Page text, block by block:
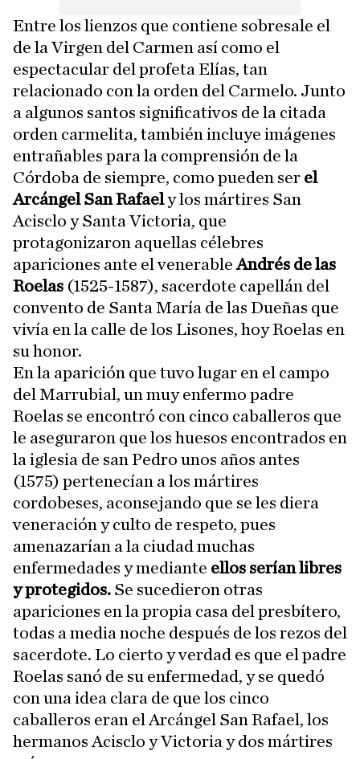
Entre los lienzos que contiene sobresale el
de la Virgen del Carmen así como el
espectacular del profeta Elías, tan
relacionado con la orden del Carmelo. Junto
a algunos santos significativos de la citada
orden carmelita, también incluye imágenes
entrañables para la comprensión de la
Córdoba de siempre, como pueden ser el
Arcángel San Rafaely los mártires San
Acisclo y Santa Victoria, que
protagonizaron aquellas célebres
apariciones ante el venerableAndrés de las
Roelas (1525-1587), sacerdote capellán del
convento de Santa María de las Dueñas que
vivía en la calle de los Lisones, hoy Roelas en
su honor.
En la aparición que tuvo lugar en el campo
del Marrubial, un muy enfermo padre
Roelas se encontró con cinco caballeros que
le aseguraron que los huesos encontrados en
la iglesia de san Pedro unos años antes
(1575) pertenecían a los mártires
cordobeses, aconsejando que se les diera
veneración y culto de respeto, pues
amenazarían a la ciudad muchas
enfermedades y mediante ellos serían libres
y protegidos. Se sucedieron otras
apariciones en la propia casa del presbítero,
todas a media noche después de los rezos del
sacerdote. Lo cierto y verdad es que el padre
Roelas sanó de su enfermedad, y se quedó
con una idea clara de que los cinco
caballeros eran el Arcángel San Rafael, los
hermanos Acisclo y Victoria y dos mártires